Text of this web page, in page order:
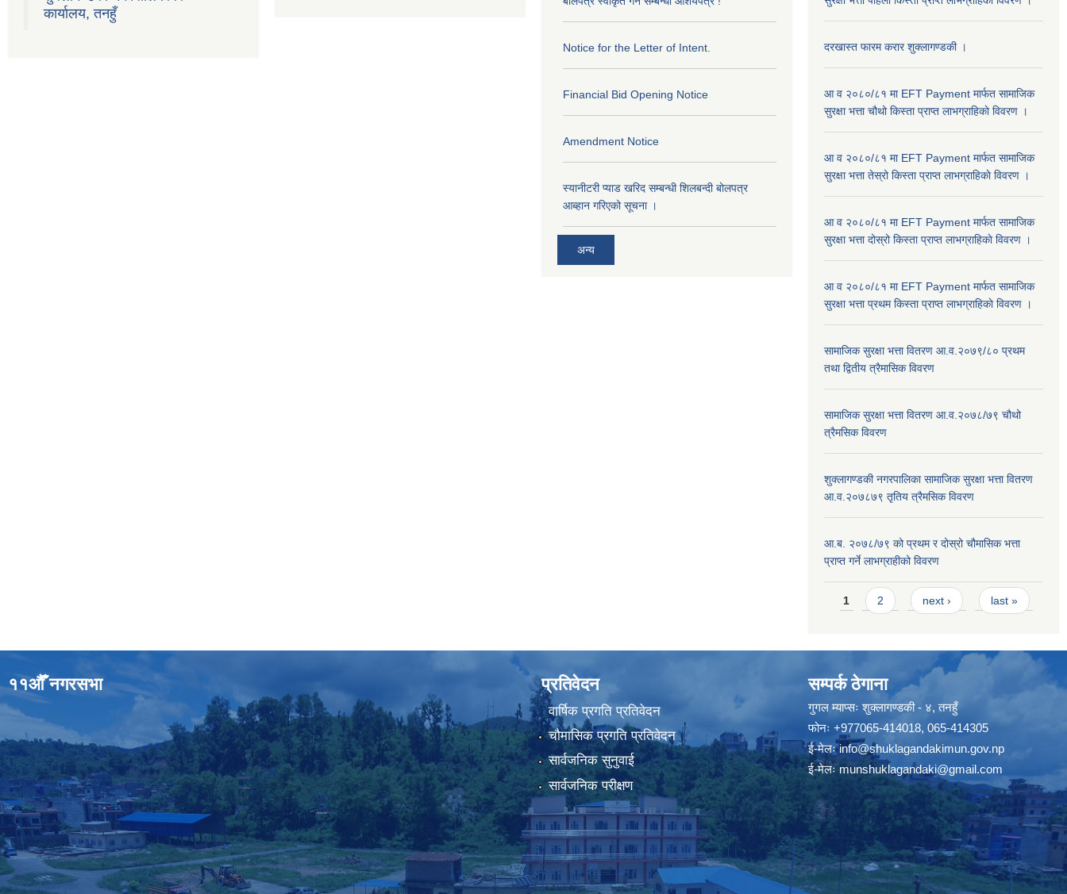
कार्यालय, तनहुँ
Notice for the Letter of Intent.
Financial Bid Opening Notice
Amendment Notice
स्यानीटरी प्याड खरिद सम्बन्धी शिलबन्दी बोलपत्र
आब्हान गरिएको सूचना ।
अन्य
दरखास्त फारम करार शुक्लागण्डकी ।
आ व २०८०/८१ मा EFT Payment मार्फत सामाजिक
सुरक्षा भत्ता चौथो किस्ता प्राप्त लाभग्राहिकाे विवरण ।
आ व २०८०/८१ मा EFT Payment मार्फत सामाजिक
सुरक्षा भत्ता तेस्रो किस्ता प्राप्त लाभग्राहिकाे विवरण ।
आ व २०८०/८१ मा EFT Payment मार्फत सामाजिक
सुरक्षा भत्ता दोस्रो किस्ता प्राप्त लाभग्राहिकाे विवरण ।
आ व २०८०/८१ मा EFT Payment मार्फत सामाजिक
सुरक्षा भत्ता प्रथम किस्ता प्राप्त लाभग्राहिकाे विवरण ।
सामाजिक सुरक्षा भत्ता वितरण आ.व.२०७९/८० प्रथम
तथा द्वितीय त्रैमासिक विवरण
सामाजिक सुरक्षा भत्ता वितरण आ.व.२०७८/७९ चौथो
त्रैमसिक विवरण
शुक्लागण्डकी नगरपालिका सामाजिक सुरक्षा भत्ता वितरण
आ.व.२०७८७९ तृतिय त्रैमसिक विवरण
आ.ब. २०७८/७९ को प्रथम र दोस्रो चौमासिक भत्ता
प्राप्त गर्ने लाभग्राहीको विवरण
Pages
1 2 next › last »
११औँ नगरसभा प्रतिवेदन
वार्षिक प्रगति प्रतिवेदन
चौमासिक प्रगति प्रतिवेदन
सार्वजनिक सुनुवाई
सार्वजनिक परीक्षण
सम्पर्क ठेगाना
गुगल म्याप्सःशुक्लागण्डकी - ४, तनहुँ
फोनः +977065-414018, 065-414305
ई-मेलःinfo@shuklagandakimun.gov.np
ई-मेलःmunshuklagandaki@gmail.com